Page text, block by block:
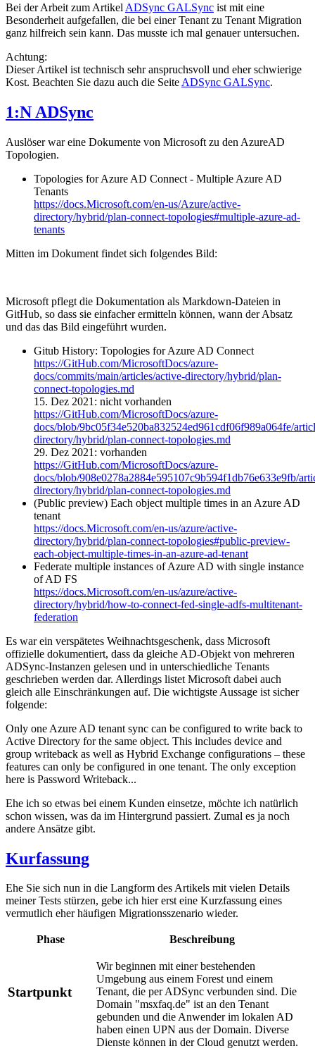
Bei der Arbeit zum Artikel ADSync GALSync ist mit eine
Besonderheit aufgefallen, die bei einer Tenant zu Tenant Migration
ganz hilfreich sein kann. Das musste ich mal genauer untersuchen.
Achtung:
Dieser Artikel ist technisch sehr anspruchsvoll und eher schwierige
Kost. Beachten Sie dazu auch die Seite ADSync GALSync.
1:N ADSync
Auslöser war eine Dokumente von Microsoft zu den AzureAD
Topologien.
Topologies for Azure AD Connect - Multiple Azure AD
Tenants
https://docs.Microsoft.com/en-us/Azure/active-
directory/hybrid/plan-connect-topologies#multiple-azure-ad-
tenants
Mitten im Dokument findet sich folgendes Bild:
Microsoft pflegt die Dokumentation als Markdown-Dateien in
GitHub, so dass sie einfacher ermitteln können, wann der Absatz
und das das Bild eingeführt wurden.
Gitub History: Topologies for Azure AD Connect
https://GitHub.com/MicrosoftDocs/azure-
docs/commits/main/articles/active-directory/hybrid/plan-
connect-topologies.md
15. Dez 2021: nicht vorhanden
https://GitHub.com/MicrosoftDocs/azure-
docs/blob/9bc05f34e520ba832524ed961cdf06f989a064fe/
directory/hybrid/plan-connect-topologies.md
29. Dez 2021: vorhanden
https://GitHub.com/MicrosoftDocs/azure-
docs/blob/908e0278a2884e595107c9b594f1db76e633e9fb/
directory/hybrid/plan-connect-topologies.md
(Public preview) Each object multiple times in an Azure AD
tenant
https://docs.Microsoft.com/en-us/azure/active-
directory/hybrid/plan-connect-topologies#public-preview-
each-object-multiple-times-in-an-azure-ad-tenant
Federate multiple instances of Azure AD with single instance
of AD FS
https://docs.Microsoft.com/en-us/azure/active-
directory/hybrid/how-to-connect-fed-single-adfs-multitenant-
federation
Es war ein verspätetes Weihnachtsgeschenk, dass Microsoft
offizielle dokumentiert, dass da gleiche AD-Objekt von mehreren
ADSync-Instanzen gelesen und in unterschiedliche Tenants
geschrieben werden dar. Allerdings listet Microsoft dabei auch
gleich alle Einschränkungen auf. Die wichtigste Aussage ist sicher
folgende:
Only one Azure AD tenant sync can be configured to write back to
Active Directory for the same object. This includes device and
group writeback as well as Hybrid Exchange configurations – these
features can only be configured in one tenant. The only exception
here is Password Writeback...
Ehe ich so etwas bei einem Kunden einsetze, möchte ich natürlich
schon wissen, was da im Hintergrund passiert. Zumal es ja noch
andere Ansätze gibt.
Kurfassung
Ehe Sie sich nun in die Langform des Artikels mit vielen Details
meiner Tests stürzen, gebe ich hier erst eine Kurzfassung eines
vermutlich eher häufigen Migrationsszenario wieder.
Phase Beschreibung
Startpunkt
Wir beginnen mit einer bestehenden
Umgebung aus einem Forest und einem
Tenant, die per ADSync verbunden sind. Die
Domain "msxfaq.de" ist an den Tenant
gebunden und die Anwender im lokalen AD
haben einen UPN aus der Domain. Diverse
Dienste können in der Cloud genutzt werden.